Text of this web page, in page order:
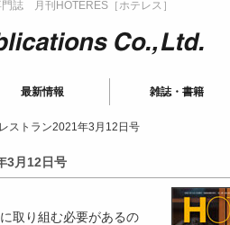
誌 月刊HOTERES［ホテレス］
最新情報 雑誌・書籍
ストラン2021年3月12日号
3月12日号
取り組む必要があるの